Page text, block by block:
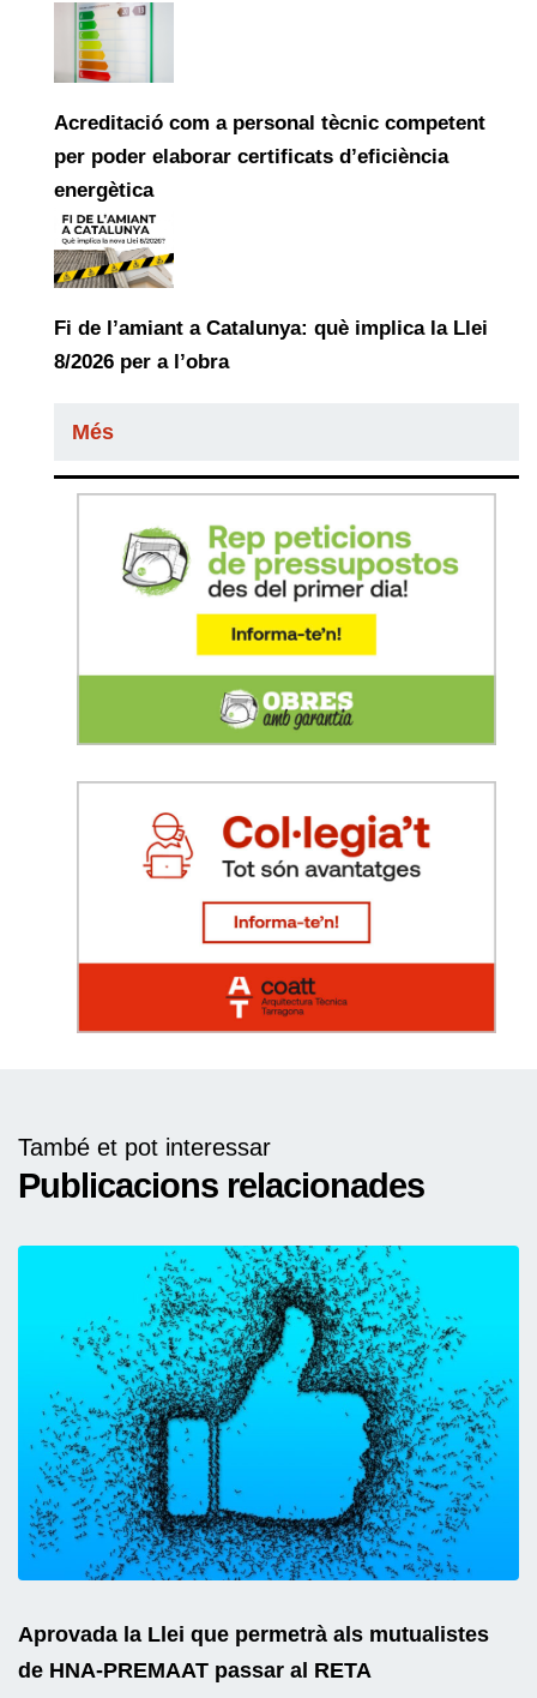
Acreditació com a personal tècnic competent
per poder elaborar certificats d’eficiència
energètica
Fi de l’amiant a Catalunya: què implica la Llei
8/2026 per a l’obra
Més
També et pot interessar
Publicacions relacionades
Aprovada la Llei que permetrà als mutualistes
de HNA-PREMAAT passar al RETA